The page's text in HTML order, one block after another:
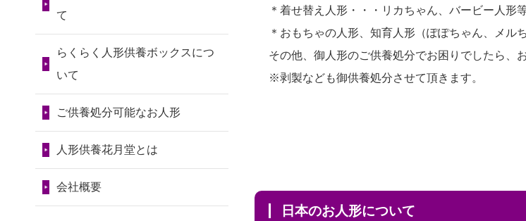
＊着せ替え人形・・・リカちゃん、バービー人形
＊おもちゃの人形、知育人形（ぽぽちゃん、メル
その他、御人形のご供養処分でお困りでしたら、
※剥製なども御供養処分させて頂きます。
日本のお人形について
2026/07/29 15:08
神奈川の方からお申込み
2026/07/29 11:28
見守ってくれてありがとう。
2026/07/05
しっかりとお人形
2026/06/30 長年大事にしてき
た雛人形です、供養していた
2026/06/29
2024/01/13供養後の通知はも
らえますか？
人形以外はどうしてるのです
か？
人形はどうなるのでしょう
か？
令和7年6月20日(金)
第76回人形供養祭
令和7年2月28日(金)
第75回人形供養祭
令和7年1月17日(金)
て
らくらく人形供養ボックスにつ
いて
ご供養処分可能なお人形
人形供養花月堂とは
会社概要